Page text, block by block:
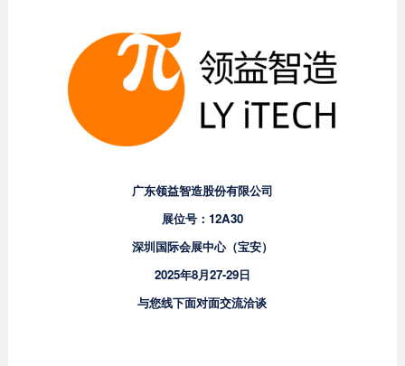
广东领益智造股份有限公司
展位号： 12A30
深圳国际会展中心（宝安）
2025年8月27-29日
与您线下面对面交流洽谈